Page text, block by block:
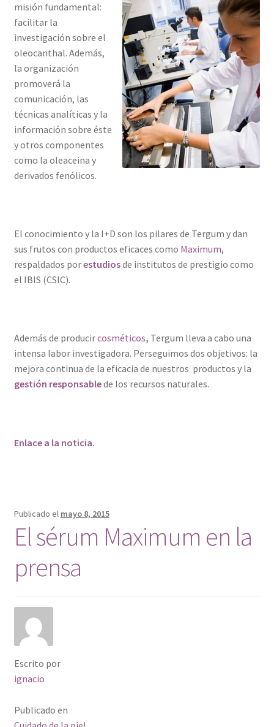
misión fundamental:
facilitar la
investigación sobre el
oleocanthal. Además,
la organización
promoverá la
comunicación, las
técnicas analíticas y la
información sobre éste
y otros componentes
como la oleaceina y
derivados fenólicos.
El conocimiento y la I+D son los pilares de Tergum y dan
sus frutos con productos eficaces como Maximum,
respaldados porestudiosde institutos de prestigio como
el IBIS (CSIC).
Además de producircosméticos, Tergum lleva a cabo una
intensa labor investigadora. Perseguimos dos objetivos: la
mejora continua de la eficacia de nuestros productos y la
gestión responsablede los recursos naturales.
Enlace a la noticia.
Publicado el mayo 8, 2015
El sérum Maximum en la
prensa
Escrito por
ignacio
Publicado en